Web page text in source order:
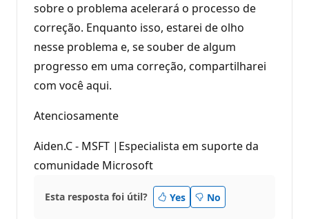
sobre o problema acelerará o processo de
correção. Enquanto isso, estarei de olho
nesse problema e, se souber de algum
progresso em uma correção, compartilharei
com você aqui.
Atenciosamente
Aiden.C - MSFT |Especialista em suporte da
comunidade Microsoft
Esta resposta foi útil? Yes No